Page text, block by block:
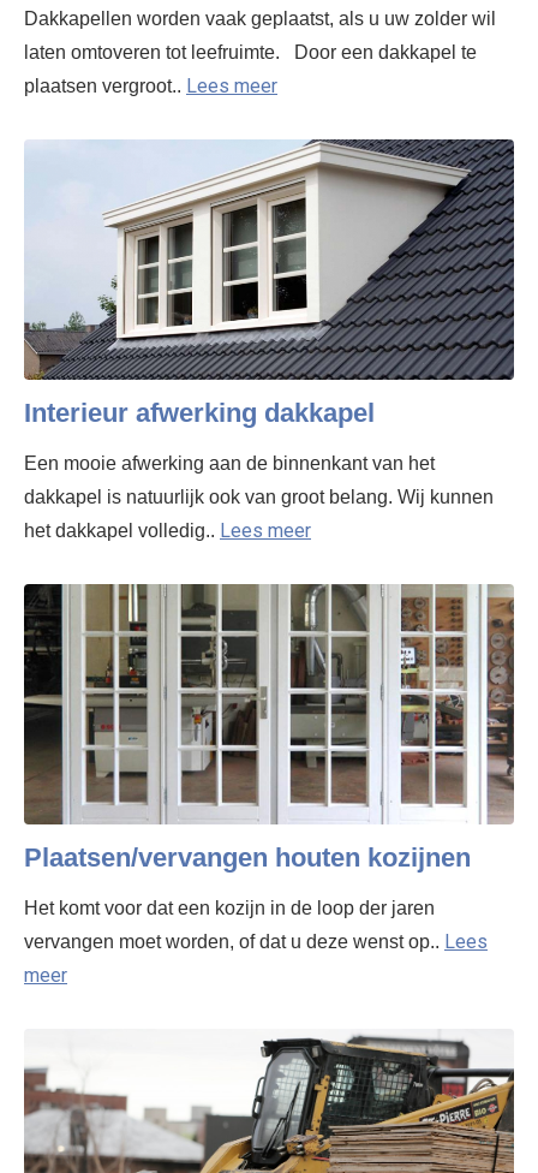
Dakkapellen worden vaak geplaatst, als u uw zolder wil
laten omtoveren tot leefruimte. Door een dakkapel te
plaatsen vergroot.. Lees meer
Interieur afwerking dakkapel
Een mooie afwerking aan de binnenkant van het
dakkapel is natuurlijk ook van groot belang. Wij kunnen
het dakkapel volledig.. Lees meer
Plaatsen/vervangen houten kozijnen
Het komt voor dat een kozijn in de loop der jaren
vervangen moet worden, of dat u deze wenst op.. Lees
meer